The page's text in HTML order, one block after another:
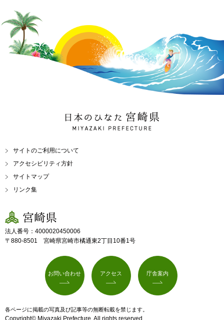
日本のひなた 宮崎県
MIYAZAKI PREFECTURE
サイトのご利用について
アクセシビリティ方針
サイトマップ
リンク集
宮崎県
法人番号：4000020450006
〒880-8501 宮崎県宮崎市橘通東2丁目10番1号
お問い合わせ アクセス 庁舎案内
各ページに掲載の写真及び記事等の無断転載を禁じます。
Copyright© Miyazaki Prefecture. All rights reserved.